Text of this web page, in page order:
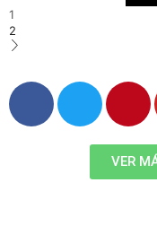
1
2
VER